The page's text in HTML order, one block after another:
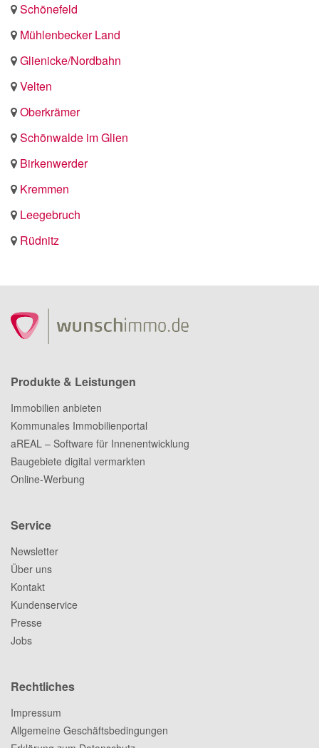
Schönefeld
Mühlenbecker Land
Glienicke/Nordbahn
Velten
Oberkrämer
Schönwalde im Glien
Birkenwerder
Kremmen
Leegebruch
Rüdnitz
Produkte & Leistungen
Immobilien anbieten
Kommunales Immobilienportal
aREAL – Software für Innenentwicklung
Baugebiete digital vermarkten
Online-Werbung
Service
Newsletter
Über uns
Kontakt
Kundenservice
Presse
Jobs
Rechtliches
Impressum
Allgemeine Geschäftsbedingungen